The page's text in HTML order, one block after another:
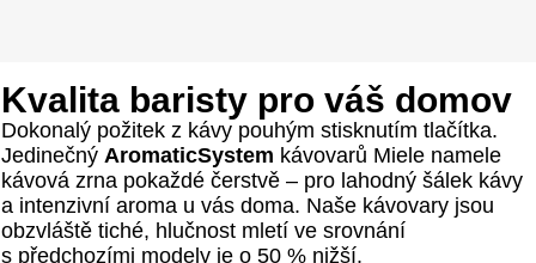
Kvalita baristy pro váš domov
Dokonalý požitek z kávy pouhým stisknutím tlačítka.
Jedinečný AromaticSystem kávovarů Miele namele
kávová zrna pokaždé čerstvě – pro lahodný šálek kávy
a intenzivní aroma u vás doma. Naše kávovary jsou
obzvláště tiché, hlučnost mletí ve srovnání
s předchozími modely je o 50 % nižší.